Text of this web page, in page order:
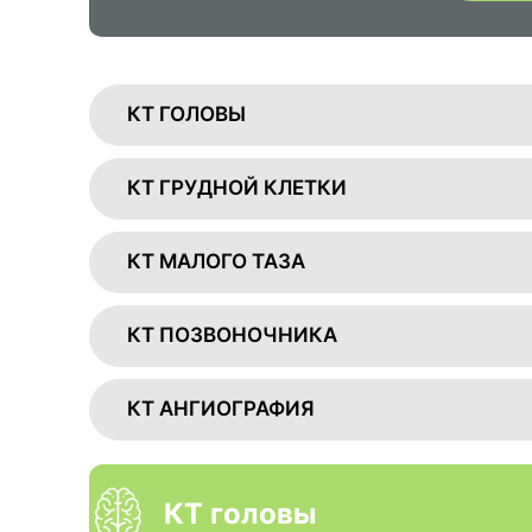
КТ ГОЛОВЫ
КТ ГРУДНОЙ КЛЕТКИ
КТ МАЛОГО ТАЗА
КТ ПОЗВОНОЧНИКА
КТ АНГИОГРАФИЯ
КТ головы